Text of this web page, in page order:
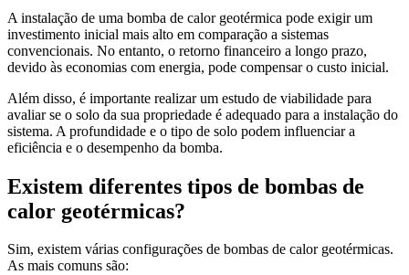
A instalação de uma bomba de calor geotérmica pode exigir um
investimento inicial mais alto em comparação a sistemas
convencionais. No entanto, o retorno financeiro a longo prazo,
devido às economias com energia, pode compensar o custo inicial.
Além disso, é importante realizar um estudo de viabilidade para
avaliar se o solo da sua propriedade é adequado para a instalação do
sistema. A profundidade e o tipo de solo podem influenciar a
eficiência e o desempenho da bomba.
Existem diferentes tipos de bombas de
calor geotérmicas?
Sim, existem várias configurações de bombas de calor geotérmicas.
As mais comuns são: